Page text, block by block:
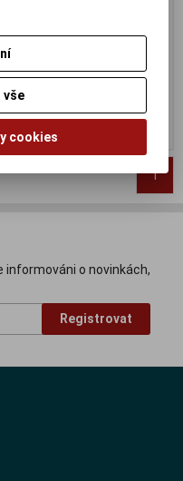
Termín dodání (dny):
Kč
Kč (bez DPH:)
1
informováni o novinkách,
Registrovat
vše
cookies